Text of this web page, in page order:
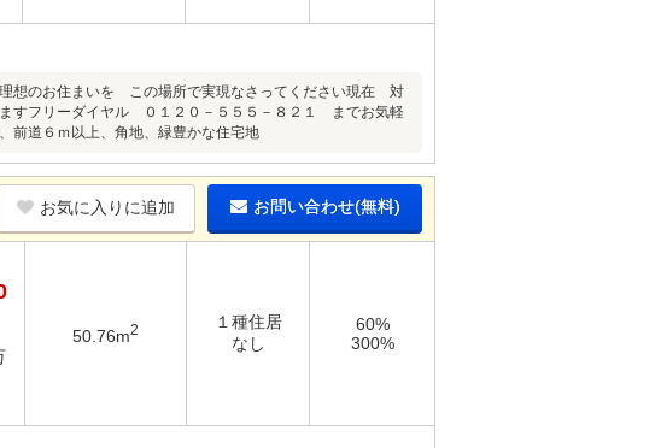
想のお住まいを この場所で実現なさってください現在 対
すフリーダイヤル ０１２０－５５５－８２１ までお気軽
前道６ｍ以上、角地、緑豊かな住宅地
お気に入りに追加 お問い合わせ(無料)
50.76m2
１種住居
なし
60%
300%